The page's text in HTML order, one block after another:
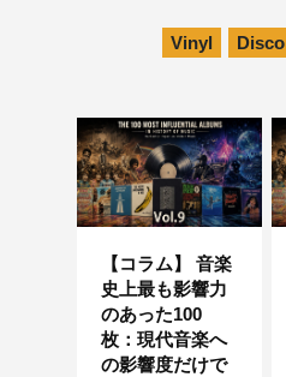
Vinyl Disco
【コラム】 音楽
史上最も影響力
のあった100
枚：現代音楽へ
の影響度だけで